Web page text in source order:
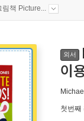
림책 Picture...
외서
이
첫번째